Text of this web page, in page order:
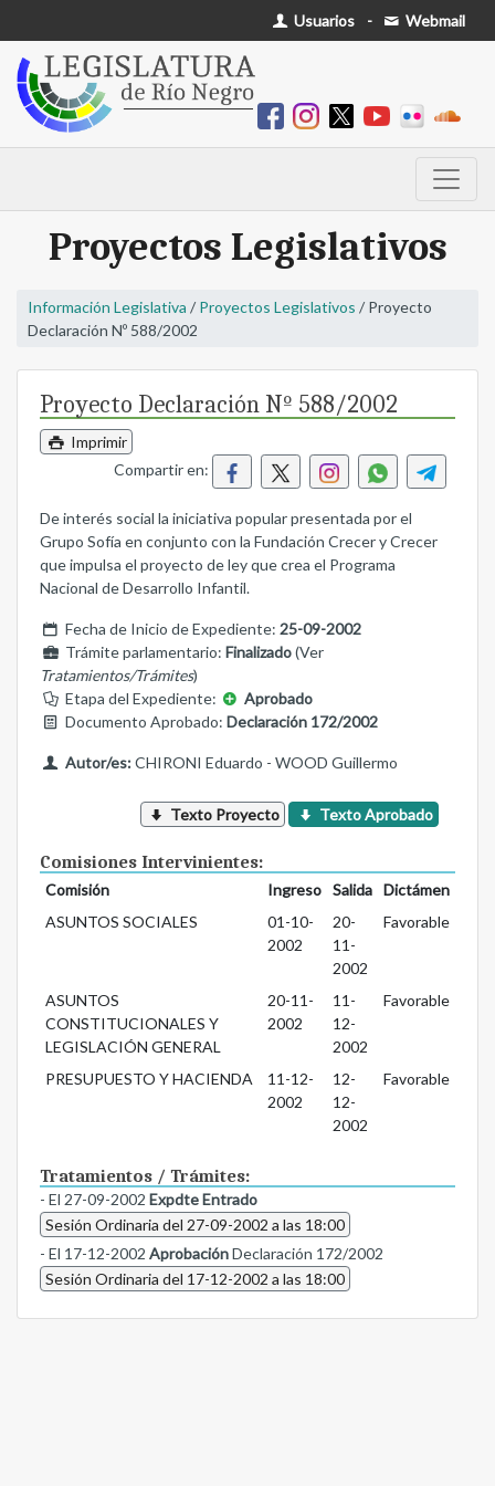
Usuarios - Webmail
Proyectos Legislativos
Información Legislativa / Proyectos Legislativos / Proyecto
Declaración Nº 588/2002
Proyecto Declaración Nº 588/2002
Imprimir
Compartir en:
De interés social la iniciativa popular presentada por el
Grupo Sofía en conjunto con la Fundación Crecer y Crecer
que impulsa el proyecto de ley que crea el Programa
Nacional de Desarrollo Infantil.
Fecha de Inicio de Expediente: 25-09-2002
Trámite parlamentario: Finalizado(Ver
Tratamientos/Trámites)
Etapa del Expediente:
Aprobado
Documento Aprobado: Declaración 172/2002
Autor/es:CHIRONI Eduardo - WOOD Guillermo
Texto Proyecto Texto Aprobado
Comisiones Intervinientes:
Comisión Ingreso Salida
Dictámen
ASUNTOS SOCIALES
01-10-
2002
20-
11-
2002
Favorable
ASUNTOS
CONSTITUCIONALES Y
LEGISLACIÓN GENERAL
20-11-
2002
11-
12-
2002
Favorable
PRESUPUESTO Y HACIENDA
11-12-
2002
12-
12-
2002
Favorable
Tratamientos / Trámites:
- El 27-09-2002 Expdte Entrado
Sesión Ordinaria del 27-09-2002 a las 18:00
- El 17-12-2002 AprobaciónDeclaración 172/2002
Sesión Ordinaria del 17-12-2002 a las 18:00